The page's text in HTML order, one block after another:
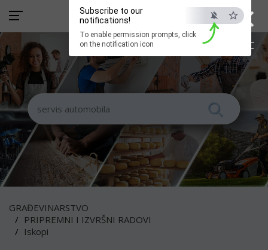
×
ESC
Subscribe to our
notifications!
To enable permission prompts, click
on the notification icon
GRAĐEVINARSTVO
PRIPREMNI I IZVRŠNI RADOVI
Iskopi